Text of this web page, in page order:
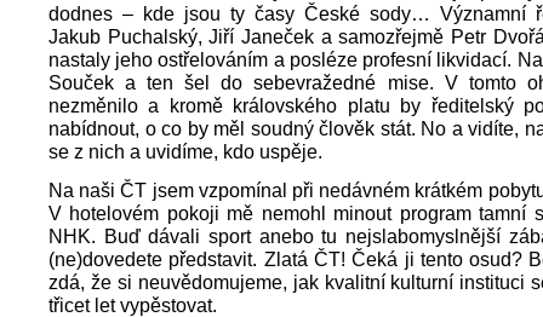
dodnes – kde jsou ty časy České sody… Významní
Jakub Puchalský, Jiří Janeček a samozřejmě Petr
nastaly jeho ostřelováním a posléze profesní likvidací.
Souček a ten šel do sebevražedné mise. V tomto
nezměnilo a kromě královského platu by ředitelský
nabídnout, o co by měl soudný člověk stát. No a vidíte,
se z nich a uvidíme, kdo uspěje.
Na naši ČT jsem vzpomínal při nedávném krátkém
V hotelovém pokoji mě nemohl minout program tamní
NHK. Buď dávali sport anebo tu nejslabomyslnější
(ne)dovedete představit. Zlatá ČT! Čeká ji tento osud?
zdá, že si neuvědomujeme, jak kvalitní kulturní instituci
třicet let vypěstovat.